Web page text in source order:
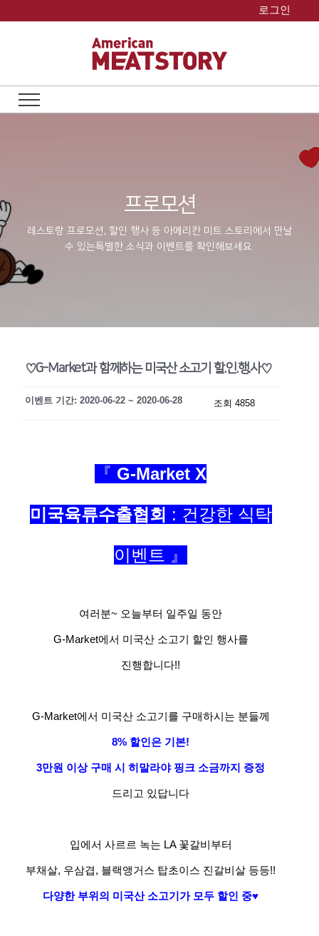
로그인
프로모션
레스토랑 프로모션, 할인 행사 등 아메리칸 미트 스토리에서 만날
수 있는특별한 소식과 이벤트를 확인해보세요.
♡G-Market과 함께하는 미국산 소고기 할.인.행.사♡
이벤트 기간: 2020-06-22 ~ 2020-06-28 조회 4858
『 G-Market X
미국육류수출협회 : 건강한 식탁
이벤트 』
여러분~ 오늘부터 일주일 동안
G-Market에서 미국산 소고기 할인 행사를
진행합니다!!
G-Market에서 미국산 소고기를 구매하시는 분들께
8% 할인은 기본!
3만원 이상 구매 시 히말라야 핑크 소금까지 증정
드리고 있답니다
입에서 사르르 녹는 LA 꽃갈비부터
부채살, 우삼겹, 블랙앵거스 탑초이스 진갈비살 등등!!
다양한 부위의 미국산 소고기가 모두 할인 중♥